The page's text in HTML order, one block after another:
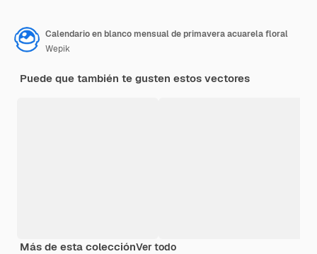
Calendario en blanco mensual de primavera acuarela floral
Wepik
Puede que también te gusten estos vectores
Más de esta colecciónVer todo